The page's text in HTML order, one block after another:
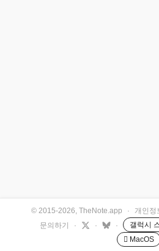
© 2015-2026, TheNote.app · 개인정
문의하기
· · · 갤럭시
 MacOS